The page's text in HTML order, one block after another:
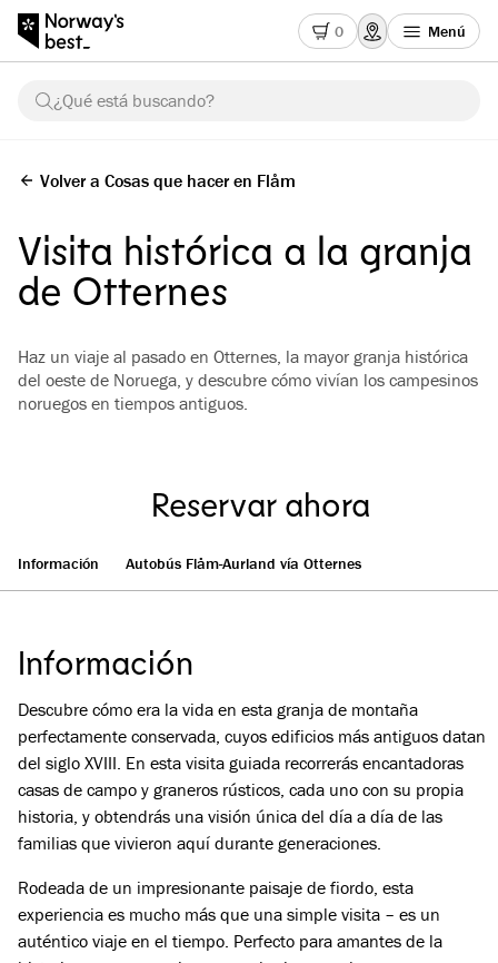
0 Menú
¿Qué está buscando?
Volver a Cosas que hacer en Flåm
Visita histórica a la granja
de Otternes
Haz un viaje al pasado en Otternes, la mayor granja histórica
del oeste de Noruega, y descubre cómo vivían los campesinos
noruegos en tiempos antiguos.
Reservar ahora
Información Autobús Flåm-Aurland vía Otternes
Información
Descubre cómo era la vida en esta granja de montaña
perfectamente conservada, cuyos edificios más antiguos datan
del siglo XVIII. En esta visita guiada recorrerás encantadoras
casas de campo y graneros rústicos, cada uno con su propia
historia, y obtendrás una visión única del día a día de las
familias que vivieron aquí durante generaciones.
Rodeada de un impresionante paisaje de fiordo, esta
experiencia es mucho más que una simple visita – es un
auténtico viaje en el tiempo. Perfecto para amantes de la